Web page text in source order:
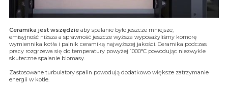
Ceramika jest wszędzie aby spalanie było jeszcze mniejsze,
emisyjność niższa a sprawność jeszcze wyższa wyposażyliśmy komorę
wymiennika kotła i palnik ceramiką najwyższej jakości. Ceramika podczas
pracy rozgrzewa się do temperatury powyżej 1000°C powodując niezwykle
skuteczne spalanie biomasy.
Zastosowane turbulatory spalin powodują dodatkowo większe zatrzymanie
energii w kotle.